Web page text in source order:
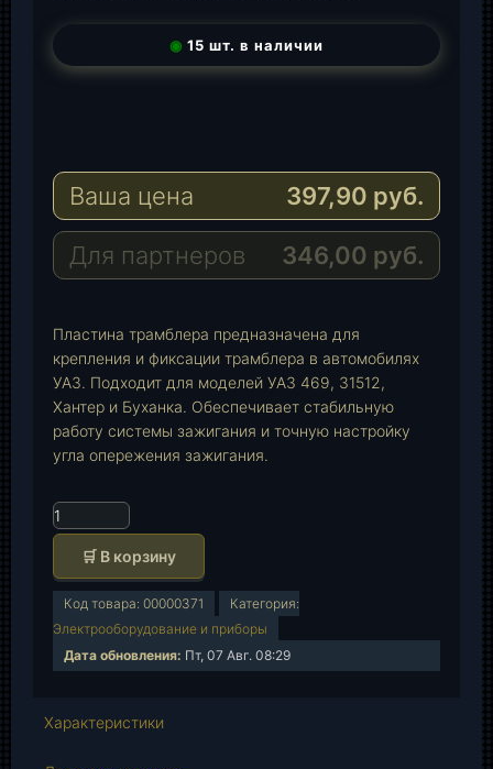
◉ 15 шт. в наличии
e
r
a
m
a
s
A
p
a
i
l
Ваша цена 397,90 руб.
Для партнеров 346,00 руб.
Пластина трамблера предназначена для
крепления и фиксации трамблера в автомобилях
УАЗ. Подходит для моделей УАЗ 469, 31512,
Хантер и Буханка. Обеспечивает стабильную
работу системы зажигания и точную настройку
угла опережения зажигания.
К
о
и
в
🛒 В корзину
Код товара: 00000371
Категория:
Электрооборудование и приборы
Дата обновления: Пт, 07 Авг. 08:29
Характеристики